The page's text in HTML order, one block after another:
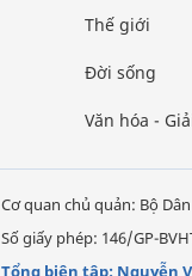
Thế giới
Đời sống
Văn hóa -
Cơ quan chủ quản: Bộ
Số giấy phép: 146/GP-
Tổng biên tập: Nguyễn